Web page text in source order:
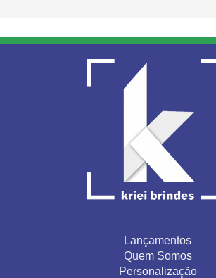
Lançamentos
Quem Somos
Personalização